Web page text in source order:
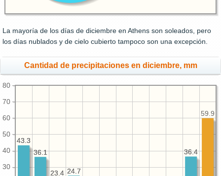
La mayoría de los días de diciembre en Athens son soleados, pero
los días nublados y de cielo cubierto tampoco son una excepción.
Cantidad de precipitaciones en diciembre, mm
30
40
50
60
70
80
36.4
24.7
23.4
36.1
43.3
59.9
36.4
24.7
23.4
36.1
43.3